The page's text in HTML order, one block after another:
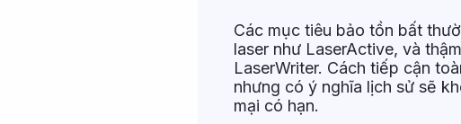
Các mục tiêu bảo tồn bất
laser như LaserActive, và
LaserWriter. Cách tiếp cận
nhưng có ý nghĩa lịch sử sẽ
mại có hạn.